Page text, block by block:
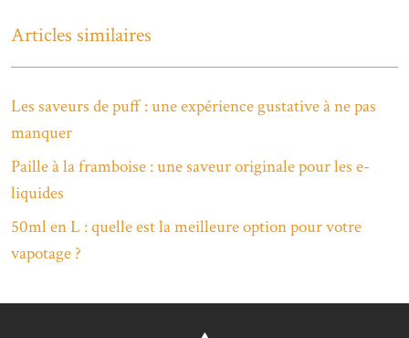
Articles similaires
Les saveurs de puff : une expérience gustative à ne pas
manquer
Paille à la framboise : une saveur originale pour les e-
liquides
50ml en L : quelle est la meilleure option pour votre
vapotage ?